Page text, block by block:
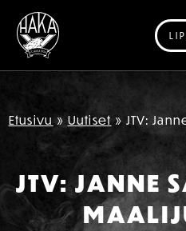
Siirry sisältöön
Etusivu » Uutiset » JTV:
JTV: JANNE